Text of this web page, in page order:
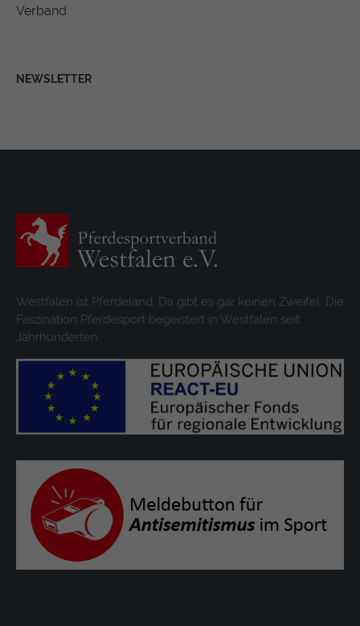
Verband
NEWSLETTER
Westfalen ist Pferdeland. Da gibt es gar keinen Zweifel. Die
Faszination Pferdesport begeistert in Westfalen seit
Jahrhunderten.